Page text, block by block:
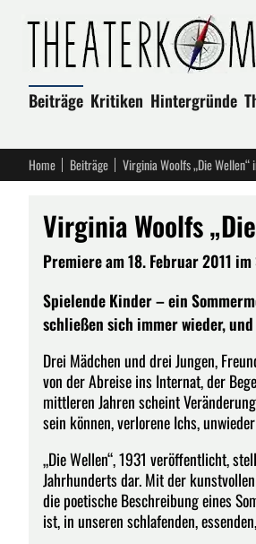
Beiträge Kritiken Hintergründe
Home Beiträge Virginia Woolfs „Die Wellen“
Virginia Woolfs
Premiere am 18. Februar 2011
Spielende Kinder – ein
schließen sich immer wieder,
Drei Mädchen und drei Jungen,
von der Abreise ins Internat, der
mittleren Jahren scheint
sein können, verlorene Ichs,
„Die Wellen“, 1931 veröffentlicht,
Jahrhunderts dar. Mit der
die poetische Beschreibung eines
ist, in unseren schlafenden,